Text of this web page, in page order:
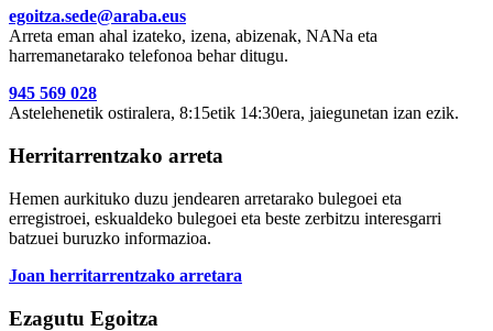
egoitza.sede@araba.eus
Arreta eman ahal izateko, izena, abizenak, NANa eta
harremanetarako telefonoa behar ditugu.
945 569 028
Astelehenetik ostiralera, 8:15etik 14:30era, jaiegunetan izan ezik.
Herritarrentzako arreta
Hemen aurkituko duzu jendearen arretarako bulegoei eta
erregistroei, eskualdeko bulegoei eta beste zerbitzu interesgarri
batzuei buruzko informazioa.
Joan herritarrentzako arretara
Ezagutu Egoitza